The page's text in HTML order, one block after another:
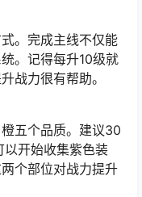
。完成主线不仅能
。记得每升10级就
战力很有帮助。
五个品质。建议30
开始收集紫色装
个部位对战力提升